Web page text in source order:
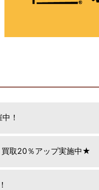
！
買取20％アップ実施中★